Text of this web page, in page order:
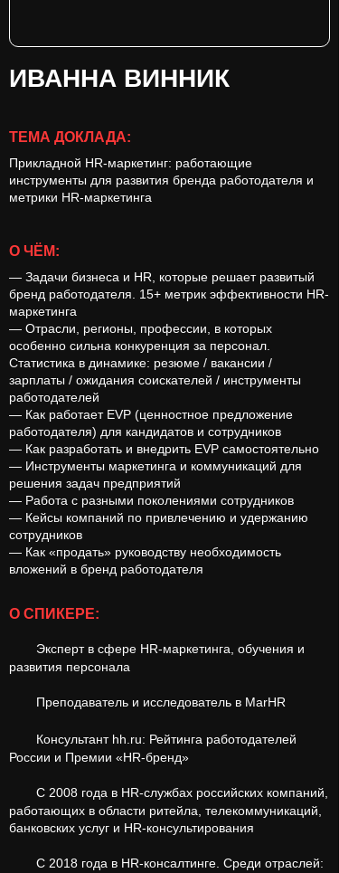
ИВАННА ВИННИК
ТЕМА ДОКЛАДА:
Прикладной HR-маркетинг: работающие
инструменты для развития бренда работодателя и
метрики HR-маркетинга
О ЧЁМ:
— Задачи бизнеса и HR, которые решает развитый
бренд работодателя. 15+ метрик эффективности HR-
маркетинга
— Отрасли, регионы, профессии, в которых
особенно сильна конкуренция за персонал.
Статистика в динамике: резюме / вакансии /
зарплаты / ожидания соискателей / инструменты
работодателей
— Как работает EVP (ценностное предложение
работодателя) для кандидатов и сотрудников
— Как разработать и внедрить EVP самостоятельно
— Инструменты маркетинга и коммуникаций для
решения задач предприятий
— Работа с разными поколениями сотрудников
— Кейсы компаний по привлечению и удержанию
сотрудников
— Как «продать» руководству необходимость
вложений в бренд работодателя
О СПИКЕРЕ:
Эксперт в сфере HR-маркетинга, обучения и
развития персонала
Преподаватель и исследователь в MarHR
Консультант hh.ru: Рейтинга работодателей
России и Премии «HR-бренд»
С 2008 года в HR-службах российских компаний,
работающих в области ритейла, телекоммуникаций,
банковских услуг и HR-консультирования
С 2018 года в HR-консалтинге. Среди отраслей: